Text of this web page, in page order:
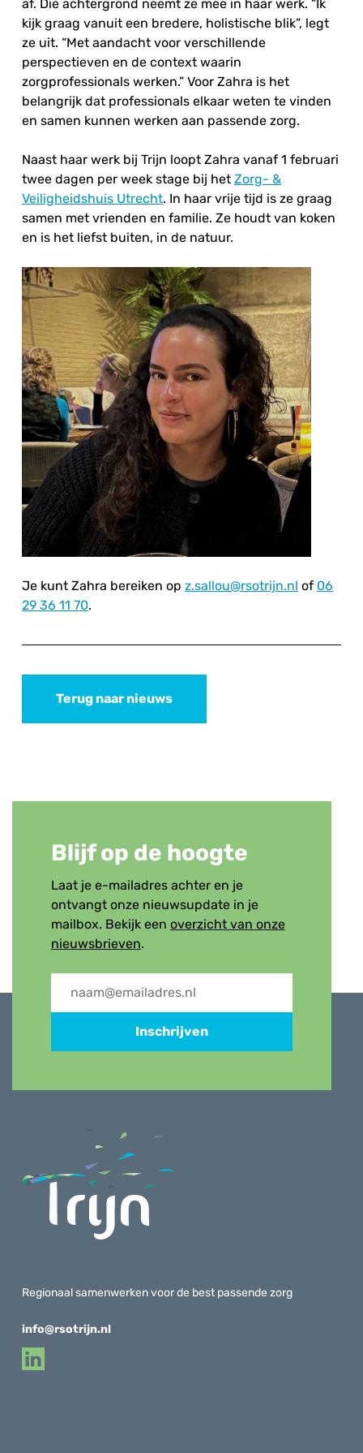
af. Die achtergrond neemt ze mee in haar werk. “Ik
kijk graag vanuit een bredere, holistische blik”, legt
ze uit. “Met aandacht voor verschillende
perspectieven en de context waarin
zorgprofessionals werken.” Voor Zahra is het
belangrijk dat professionals elkaar weten te vinden
en samen kunnen werken aan passende zorg.
Naast haar werk bij Trijn loopt Zahra vanaf 1 februari
twee dagen per week stage bij het Zorg- &
Veiligheidshuis Utrecht. In haar vrije tijd is ze graag
samen met vrienden en familie. Ze houdt van koken
en is het liefst buiten, in de natuur.
Je kunt Zahra bereiken op z.sallou@rsotrijn.nl of 06
29 36 11 70.
Terug naar nieuws
Blijf op de hoogte
Laat je e-mailadres achter en je
ontvangt onze nieuwsupdate in je
mailbox. Bekijk een overzicht van onze
nieuwsbrieven.
Inschrijven
Regionaal samenwerken voor de best passende zorg
info@rsotrijn.nl